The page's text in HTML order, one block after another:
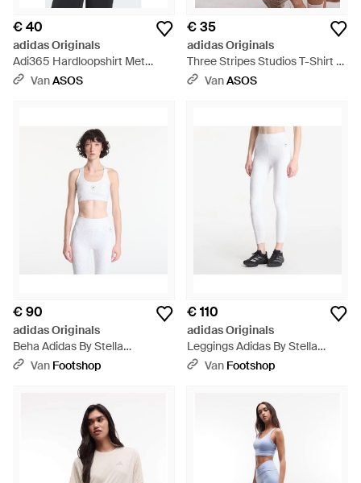
€ 40
adidas Originals
Adi365 Hardloopshirt Met
Lange Mouwen - Wit
VanASOS
€ 35
adidas Originals
Three Stripes Studios T-Shirt -
Wit VanASOS
€ 90
adidas Originals
Beha Adidas By Stella
Mccartney Primeliftimpact
Van Footshop
€ 110
adidas Originals
Leggings Adidas By Stella
Mccartney Training 7/8
Van Footshop